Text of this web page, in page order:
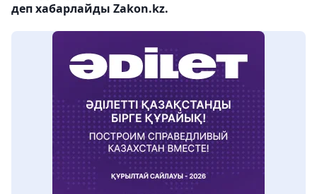
деп хабарлайды Zakon.kz.